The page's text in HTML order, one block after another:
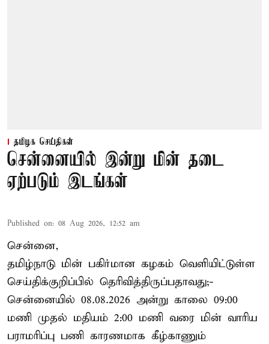
தமிழக செய்திகள்
சென்னையில் இன்று மின் தடை
ஏற்படும் இடங்கள்
Published on: 08 Aug 2026, 12:52 am
சென்னை,
தமிழ்நாடு மின் பகிர்மான கழகம் வெளியிட்டுள்ள
செய்திக்குறிப்பில் தெரிவித்திருப்பதாவது;-
சென்னையில் 08.08.2026 அன்று காலை 09:00
மணி முதல் மதியம் 2:00 மணி வரை மின் வாரிய
பராமரிப்பு பணி காரணமாக கீழ்காணும்